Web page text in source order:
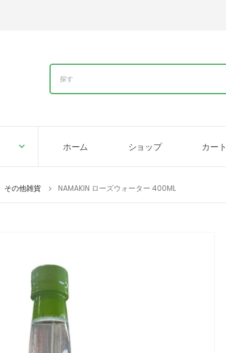
ホーム ショップ カート
その他雑貨 NAMAKIN ローズウォーター 400ML